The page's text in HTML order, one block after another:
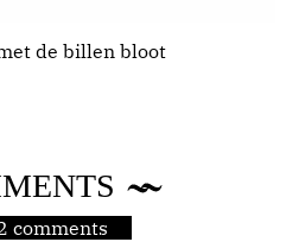
de billen bloot
comments